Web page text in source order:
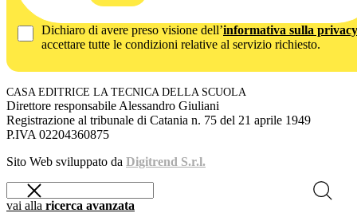
Dichiaro di avere preso visione dell’informativa sulla privacy
accettare tutte le condizioni relative al servizio richiesto.
CASA EDITRICE LA TECNICA DELLA SCUOLA
Direttore responsabile Alessandro Giuliani
Registrazione al tribunale di Catania n. 75 del 21 aprile 1949
P.IVA 02204360875
Sito Web sviluppato da Digitrend S.r.l.
vai alla ricerca avanzata